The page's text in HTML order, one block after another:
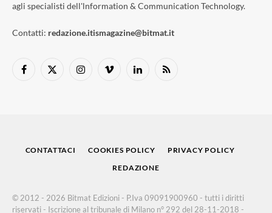
agli specialisti dell'lnformation & Communication Technology.
Contatti: redazione.itismagazine@bitmat.it
Facebook
X
InstagramVimeo LinkedInRSS
CONTATTACI COOKIES POLICY
PRIVACY POLICY
REDAZIONE
© 2012 - 2026 Bitmat Edizioni - P.Iva 09091900960 - tutti i diritti
riservati - Iscrizione al tribunale di Milano n° 292 del 28-11-2018 -